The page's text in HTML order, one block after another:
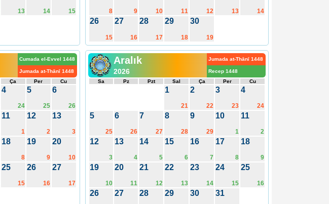
13 14 15 8 9 10 11 12 13 14
26
15
27
16
28
17
29
18
30
19
Cumada el-Evvel 1448
Jumada at-Thānī 1448
Ça Per Cu
4
24
5
25
6
26
11
1
12
2
13
3
18
8
19
9
20
10
25
15
26
16
27
17
Aralık
2026
Jumada at-Thānī 1448
Recep 1448
Sa
Pz Pzt Sal Ça Per Cu
1
21
2
22
3
23
4
24
5
25
6
26
7
27
8
28
9
29
10
1
11
2
12
3
13
4
14
5
15
6
16
7
17
8
18
9
19
10
20
11
21
12
22
13
23
14
24
15
25
16
26 27 28 29 30 31